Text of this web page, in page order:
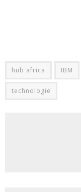
hub africa IBM
technologie